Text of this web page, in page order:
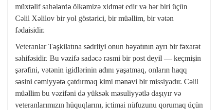
müxtəlif sahələrdə ölkəmizə xidmət edir və hər biri üçün
Cəlil Xəlilov bir yol göstərici, bir müəllim, bir vətən
fədaisidir.
Veteranlar Təşkilatına sədrliyi onun həyatının ayrı bir fəxarət
səhifəsidir. Bu vəzifə sadəcə rəsmi bir post deyil — keçmişin
şərəfini, vətənin igidlərinin adını yaşatmaq, onların haqq
səsini cəmiyyətə çatdırmaq kimi mənəvi bir missiyadır. Cəlil
müəllim bu vəzifəni də yüksək məsuliyyətlə daşıyır və
veteranlarımızın hüquqlarını, ictimai nüfuzunu qorumaq üçün